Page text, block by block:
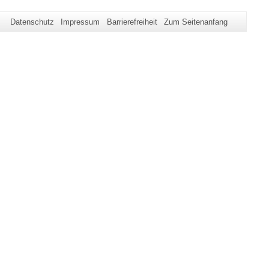
Datenschutz Impressum Barrierefreiheit Zum Seitenanfang